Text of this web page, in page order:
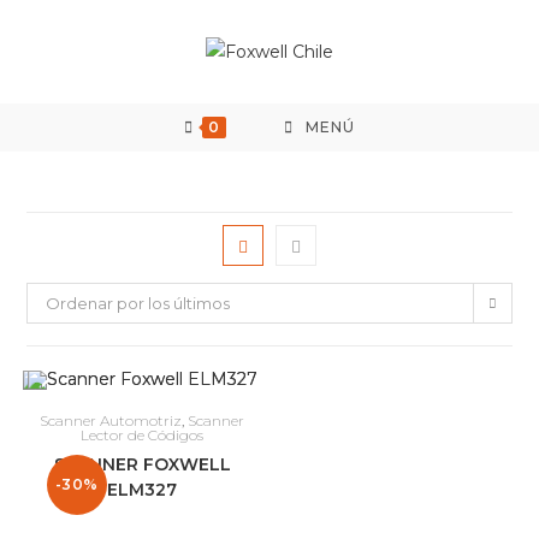
0 MENÚ
Ordenar por los últimos
-30%
Scanner Automotriz, Scanner
Lector de Códigos
SCANNER FOXWELL
ELM327